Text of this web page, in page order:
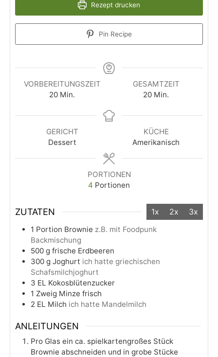
Rezept drucken
Pin Recipe
VORBEREITUNGSZEIT
20 Min.
GESAMTZEIT
20 Min.
GERICHT
Dessert
KÜCHE
Amerikanisch
PORTIONEN
4 Portionen
ZUTATEN 1x 2x 3x
1 Portion Brownie z.B. mit Foodpunk
Backmischung
500 g frische Erdbeeren
300 g Joghurt ich hatte griechischen
Schafsmilchjoghurt
3 EL Kokosblütenzucker
1 Zweig Minze frisch
2 EL Milch ich hatte Mandelmilch
ANLEITUNGEN
Pro Glas ein ca. spielkartengroßes Stück
Brownie abschneiden und in grobe Stücke